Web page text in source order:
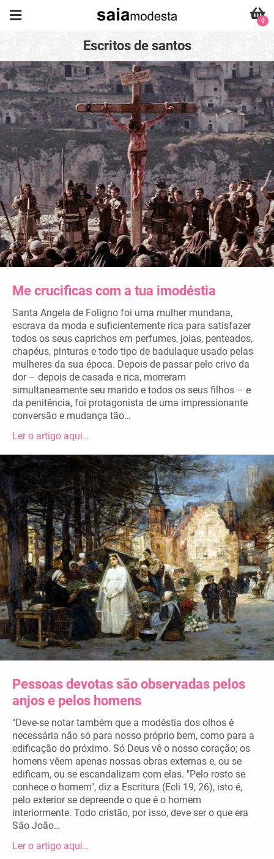
0
Escritos de santos
Me crucificas com a tua imodéstia
Santa Angela de Foligno foi uma mulher mundana,
escrava da moda e suficientemente rica para satisfazer
todos os seus caprichos em perfumes, joias, penteados,
chapéus, pinturas e todo tipo de badulaque usado pelas
mulheres da sua época. Depois de passar pelo crivo da
dor – depois de casada e rica, morreram
simultaneamente seu marido e todos os seus filhos – e
da penitência, foi protagonista de uma impressionante
conversão e mudança tão…
Ler o artigo aqui…
Pessoas devotas são observadas pelos
anjos e pelos homens
"Deve-se notar também que a modéstia dos olhos é
necessária não só para nosso próprio bem, como para a
edificação do próximo. Só Deus vê o nosso coração; os
homens vêem apenas nossas obras externas e, ou se
edificam, ou se escandalizam com elas. "Pelo rosto se
conhece o homem", diz a Escritura (Ecli 19, 26), isto é,
pelo exterior se depreende o que é o homem
interiormente. Todo cristão, por isso, deve ser o que era
São João…
Ler o artigo aqui…